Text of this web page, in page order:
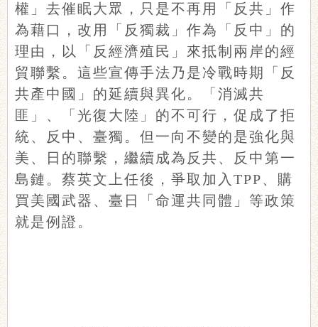
權」去催眠大眾，只是不再用「反共」作
為藉口，改用「反獨裁」作為「反中」的
理由，以「反經濟殖民」來抵制兩岸的經
貿聯繫。這些宣傳手法乃是冷戰時期「反
共產中國」的延續與異化。「消滅共
匪」、「光復大陸」的不可行，促成了拒
統、反中、臺獨。但一向不變的是強化與
美、日的聯繫，繼續成為反共、反中第一
島鏈。蔡英文上任後，爭取加入TPP、購
買美國武器、臺日「命運共同體」等政策
就是例證。